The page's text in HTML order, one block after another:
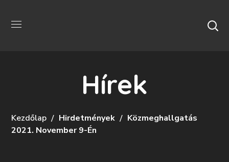
Hírek
Kezdőlap Hirdetmények
Közmeghallgatás
2021. November 9-Én